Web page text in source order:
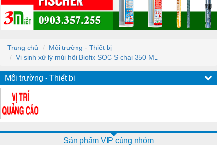
Trang chủ
Môi trường - Thiết bị
Vi sinh xử lý mùi hôi Biofix SOC S chai 350 ML
Môi trường - Thiết bị
Sản phẩm VIP cùng nhóm